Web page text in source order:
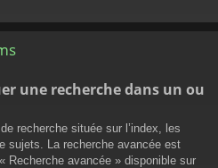
une recherche dans un ou
recherche située sur l’index, les
sujets. La recherche avancée est
Recherche avancée » disponible sur